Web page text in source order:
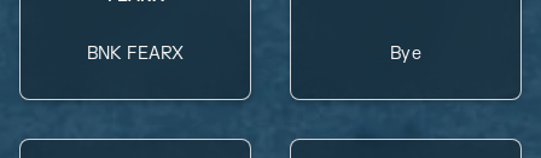
BNK FEARX Bye